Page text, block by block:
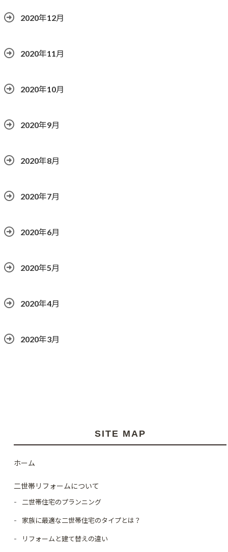
2020年12月
2020年11月
2020年10月
2020年9月
2020年8月
2020年7月
2020年6月
2020年5月
2020年4月
2020年3月
SITE MAP
ホーム
二世帯リフォームについて
二世帯住宅のプランニング
家族に最適な二世帯住宅のタイプとは？
リフォームと建て替えの違い